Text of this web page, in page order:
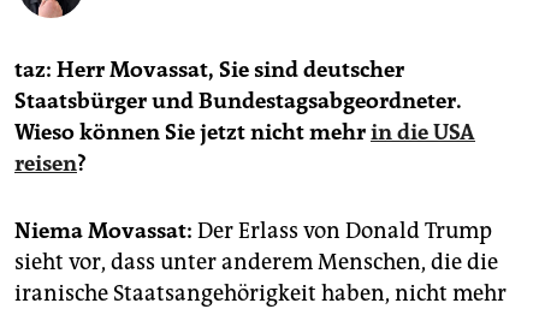
genossenschaft
epaper login
taz: Herr Movassat, Sie sind deutscher
Staatsbürger und Bundestagsabgeordneter.
Wieso können Sie jetzt nicht mehrin die USA
reisen?
Niema Movassat: Der Erlass von Donald Trump
sieht vor, dass unter anderem Menschen, die die
iranische Staatsangehörigkeit haben, nicht mehr